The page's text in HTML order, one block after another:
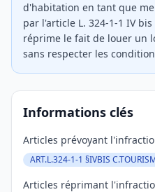
d'habitation en tant que
par l'article L. 324-1-1 IV
réprime le fait de louer un
sans respecter les
Informations clés
Articles prévoyant
ART.L.324-1-1 §IVBIS
Articles réprimant